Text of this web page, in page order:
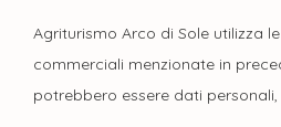
Agriturismo Arco di Sole utilizza
commerciali menzionate in
potrebbero essere dati